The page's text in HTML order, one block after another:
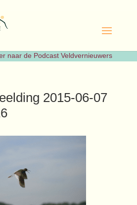
naar de Podcast Veldvernieuwers
2015-06-07